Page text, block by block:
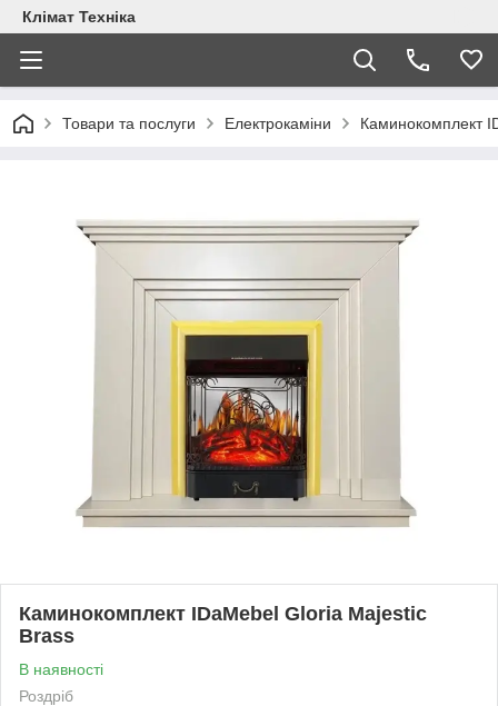
Клімат Техніка
Товари та послуги Електрокаміни Каминокомплект
Каминокомплект IDaMebel Gloria Majestic
Brass
В наявності
Роздріб